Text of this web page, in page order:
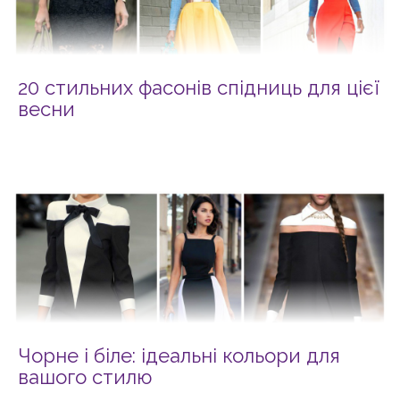
20 стильних фасонів спідниць для цієї
весни
Чорне і біле: ідеальні кольори для
вашого стилю